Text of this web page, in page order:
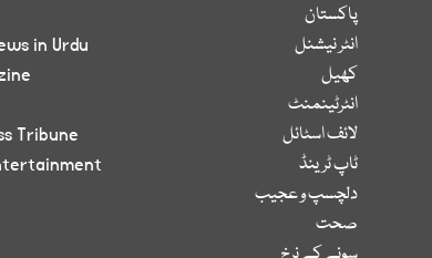
پاکستان
انٹر نیشنل
کھیل
انٹرٹینمنٹ
لائف اسٹائل
ٹاپ ٹرینڈ
دلچسپ و عجیب
صحت
in Urdu
Tribune